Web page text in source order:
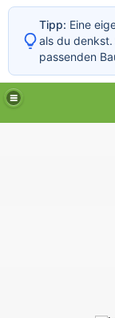
Tipp: Eine
als du
passenden